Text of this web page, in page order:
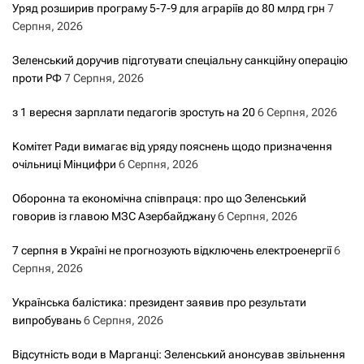
і
я
з
а
и
с
а
Уряд розширив програму 5-7-9 для аграріїв до 80 млрд грн 7
Серпня, 2026
Зеленський доручив підготувати спеціальну санкційну операцію
проти РФ7 Серпня, 2026
з 1 вересня зарплати педагогів зростуть на 206 Серпня, 2026
Комітет Ради вимагає від уряду пояснень щодо призначення
очільниці Мінцифри 6 Серпня, 2026
Оборонна та економічна співпраця: про що Зеленський
говорив із главою МЗС Азербайджану6 Серпня, 2026
7 серпня в Україні не прогнозують відключень електроенергії6
Серпня, 2026
Українська балістика: президент заявив про результати
випробувань6 Серпня, 2026
Відсутність води в Марганці: Зеленський анонсував звільнення